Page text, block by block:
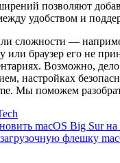
позволяют
удобством и
сложности —
или браузер его не
Возможно,
настройках
Мы поможем
macOS Big Sur
загрузочную флешку